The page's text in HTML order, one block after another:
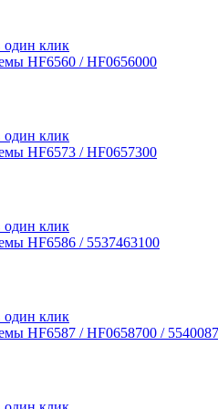
один клик
HF6560 / HF0656000
один клик
HF6573 / HF0657300
один клик
HF6586 / 5537463100
один клик
HF6587 / HF0658700 /